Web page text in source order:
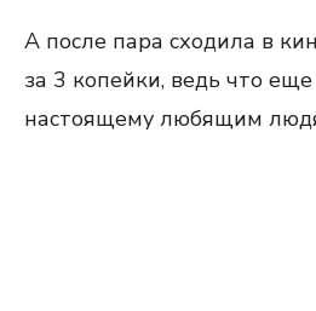
А после пара сходила в
за 3 копейки, ведь что
настоящему любящим